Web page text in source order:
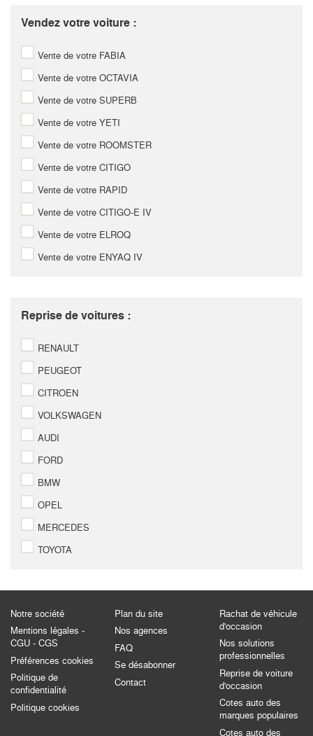
Vendez votre voiture :
Vente de votre FABIA
Vente de votre OCTAVIA
Vente de votre SUPERB
Vente de votre YETI
Vente de votre ROOMSTER
Vente de votre CITIGO
Vente de votre RAPID
Vente de votre CITIGO-E IV
Vente de votre ELROQ
Vente de votre ENYAQ IV
Reprise de voitures :
RENAULT
PEUGEOT
CITROEN
VOLKSWAGEN
AUDI
FORD
BMW
OPEL
MERCEDES
TOYOTA
Notre société
Mentions légales -
CGU - CGS
Préférences cookies
Politique de
confidentialité
Politique cookies
Plan du site
Nos agences
FAQ
Se désabonner
Contact
Rachat de véhicule
d'occasion
Nos solutions
professionnelles
Reprise de voiture
d'occasion
Cotes auto des
marques populaires
Cotes auto des